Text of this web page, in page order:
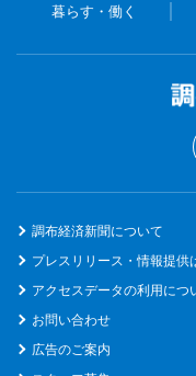
暮らす・働く
調布経済新聞について
プレスリリース・情報提供
アクセスデータの利用につ
お問い合わせ
広告のご案内